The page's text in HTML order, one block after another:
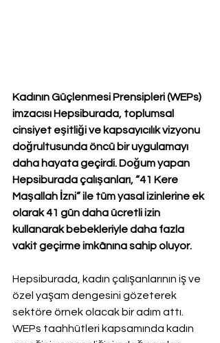
Kadının Güçlenmesi Prensipleri (WEPs)
imzacısı Hepsiburada, toplumsal
cinsiyet eşitliği ve kapsayıcılık vizyonu
doğrultusunda öncü bir uygulamayı
daha hayata geçirdi. Doğum yapan
Hepsiburada çalışanları, “41 Kere
Maşallah İzni” ile tüm yasal izinlerine ek
olarak 41 gün daha ücretli izin
kullanarak bebekleriyle daha fazla
vakit geçirme imkânına sahip oluyor.
Hepsiburada, kadın çalışanlarının iş ve
özel yaşam dengesini gözeterek
sektöre örnek olacak bir adım attı.
WEPs taahhütleri kapsamında kadın